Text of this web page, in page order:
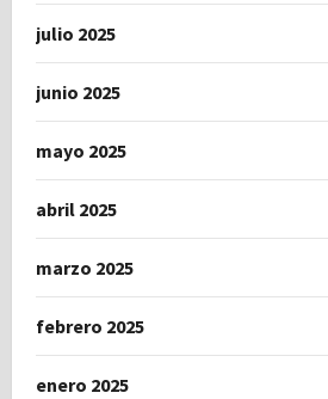
julio 2025
junio 2025
mayo 2025
abril 2025
marzo 2025
febrero 2025
enero 2025